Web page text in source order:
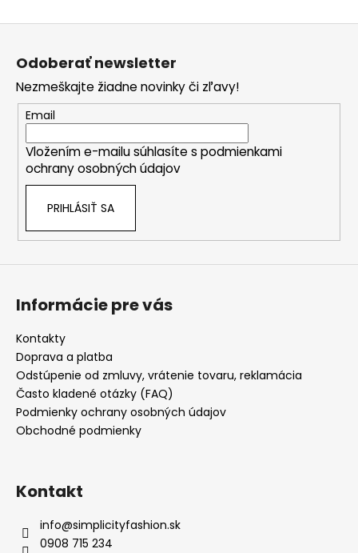
Odoberať newsletter
Nezmeškajte žiadne novinky či zľavy!
Email
Vložením e-mailu súhlasíte s podmienkami
ochrany osobných údajov
PRIHLÁSIŤ SA
Informácie pre vás
Kontakty
Doprava a platba
Odstúpenie od zmluvy, vrátenie tovaru, reklamácia
Často kladené otázky (FAQ)
Podmienky ochrany osobných údajov
Obchodné podmienky
Kontakt
info@simplicityfashion.sk
0908 715 234